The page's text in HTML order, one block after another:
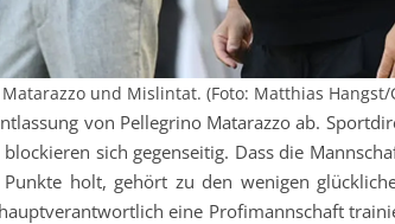
und Mislintat. (Foto: Matthias
von Pellegrino Matarazzo ab.
sich gegenseitig. Dass die
holt, gehört zu den wenigen
eine Profimannschaft